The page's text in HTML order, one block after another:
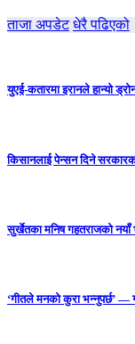
ताजा अपडेट धेरै पढिएको
युएई-कतारमा इरानले हान्यो
किसानलाई पेन्सन दिने
सुर्खेतका मनिष गहतराजको नयाँ
‘गीतले मनको कुरा भन्नुपर्छ’